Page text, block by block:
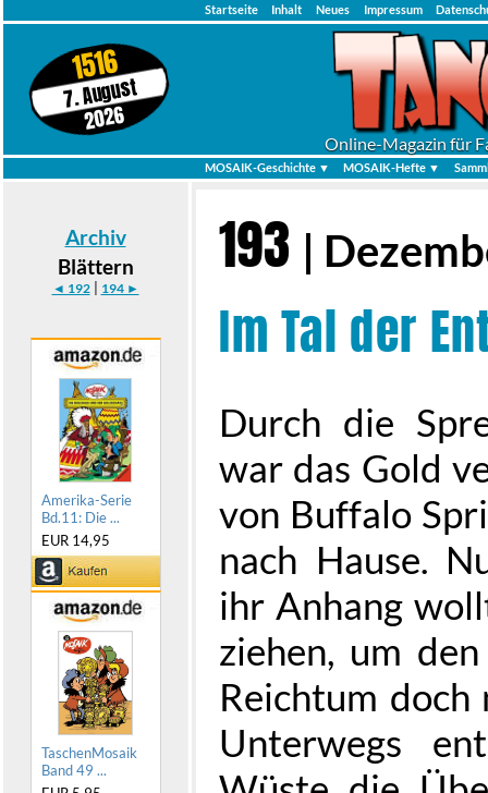
Startseite Inhalt Neues Impressum
1516
7. August
2026
Online-Magazin für
MOSAIK-Geschichte ▼ MOSAIK-Hefte ▼
Archiv
Blättern
◄ 192| 194 ►
Amerika-Serie
Bd.11: Die ...
EUR 14,95
TaschenMosaik
Band 49 ...
193 |
Im Tal der
Durch die
war das Gold
von Buffalo
nach Hause.
ihr Anhang
ziehen, um
Reichtum
Unterwegs